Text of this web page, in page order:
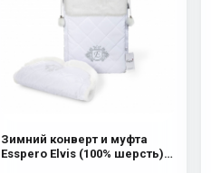
Зимний конверт и муфта
Esspero Elvis (100% шерсть)